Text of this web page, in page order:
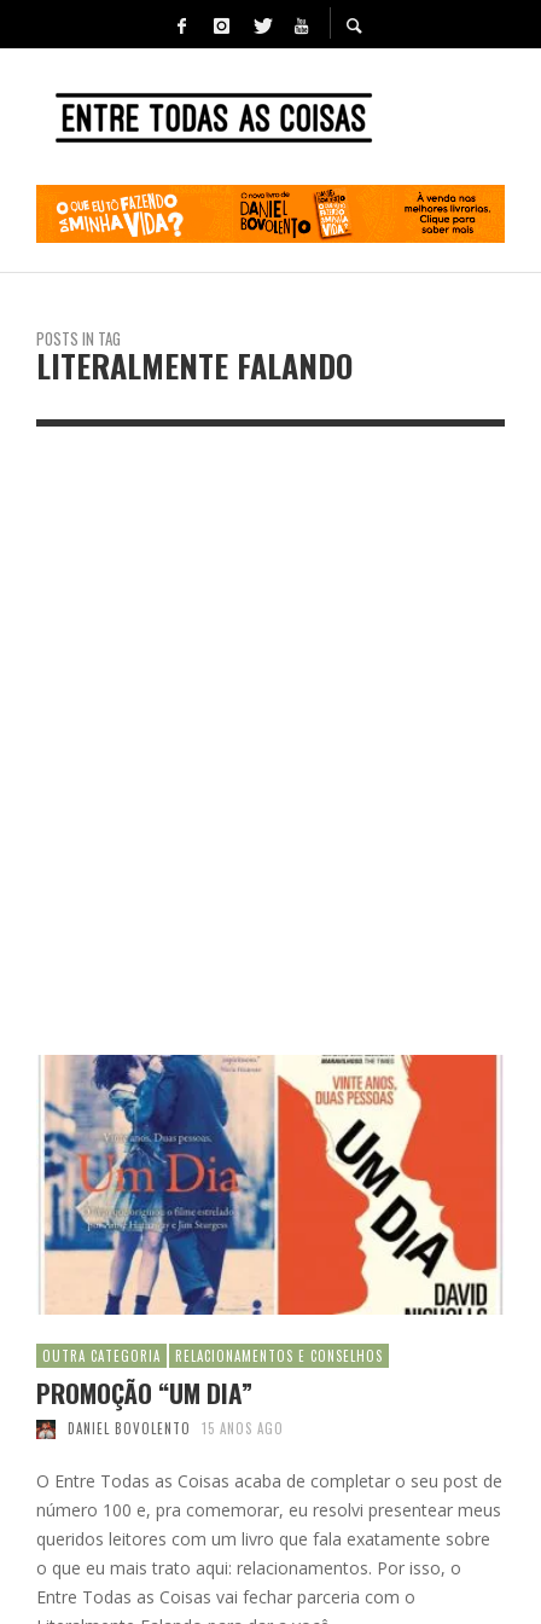
POSTS IN TAG
LITERALMENTE FALANDO
OUTRA CATEGORIA RELACIONAMENTOS E CONSELHOS
PROMOÇÃO “UM DIA”
DANIEL BOVOLENTO 15 ANOS AGO
O Entre Todas as Coisas acaba de completar o seu post de
número 100 e, pra comemorar, eu resolvi presentear meus
queridos leitores com um livro que fala exatamente sobre
o que eu mais trato aqui: relacionamentos. Por isso, o
Entre Todas as Coisas vai fechar parceria com o